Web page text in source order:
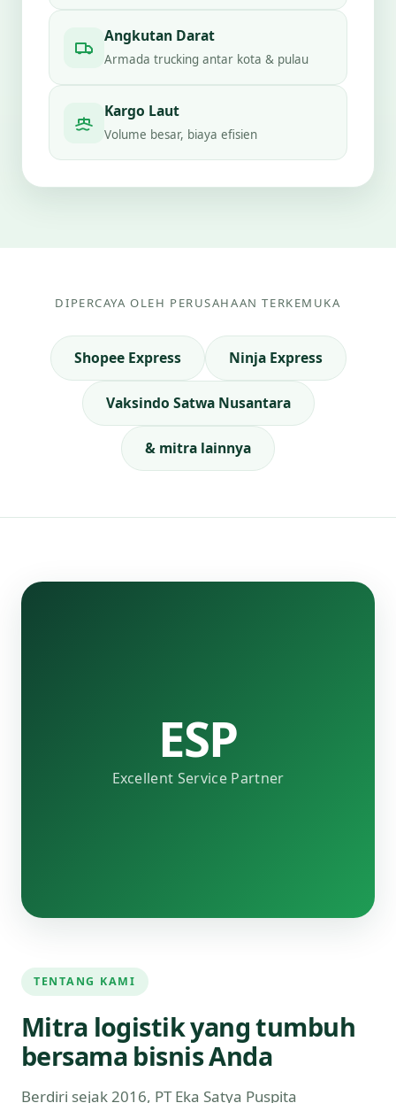
Angkutan Darat
Armada trucking antar kota & pulau
Kargo Laut
Volume besar, biaya efisien
DIPERCAYA OLEH PERUSAHAAN TERKEMUKA
Shopee Express Ninja Express
Vaksindo Satwa Nusantara
& mitra lainnya
ESP
Excellent Service Partner
TENTANG KAMI
Mitra logistik yang tumbuh
bersama bisnis Anda
Berdiri sejak 2016, PT Eka Satya Puspita